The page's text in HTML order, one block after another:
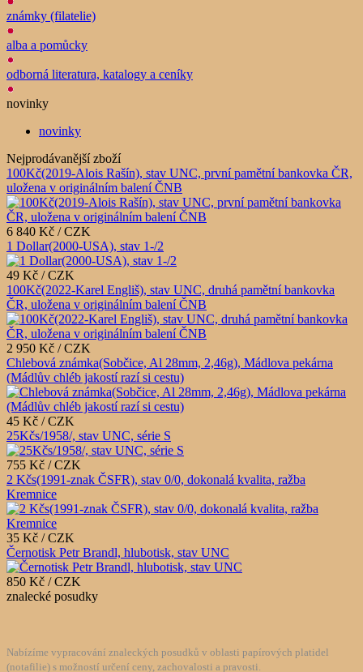
známky (filatelie)
alba a pomůcky
odborná literatura, katalogy a ceníky
novinky
novinky
Nejprodávanější zboží
100Kč(2019-Alois Rašín), stav UNC, první pamětní bankovka ČR,
uložena v originálním balení ČNB
6 840 Kč / CZK
1 Dollar(2000-USA), stav 1-/2
49 Kč / CZK
100Kč(2022-Karel Engliš), stav UNC, druhá pamětní bankovka
ČR, uložena v originálním balení ČNB
2 950 Kč / CZK
Chlebová známka(Sobčice, Al 28mm, 2,46g), Mádlova pekárna
(Mádlův chléb jakostí razí si cestu)
45 Kč / CZK
25Kčs/1958/, stav UNC, série S
755 Kč / CZK
2 Kčs(1991-znak ČSFR), stav 0/0, dokonalá kvalita, ražba
Kremnice
35 Kč / CZK
Černotisk Petr Brandl, hlubotisk, stav UNC
850 Kč / CZK
znalecké posudky
Nabízíme vypracování znaleckých posudků v oblasti papírových platidel
(notafilie) s možností určení ceny, zachovalosti a pravosti.